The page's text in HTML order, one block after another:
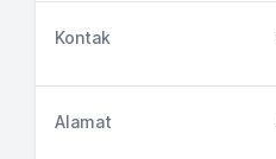
Kontak
Alamat